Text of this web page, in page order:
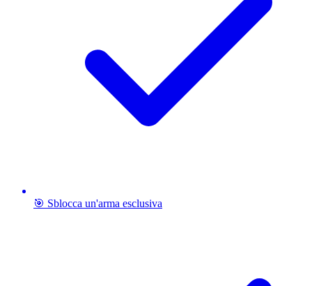
🎯 Sblocca un'arma esclusiva